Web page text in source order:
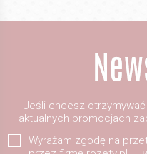
Jeśli chcesz
aktualnych promocjach
Wyrażam zgodę na